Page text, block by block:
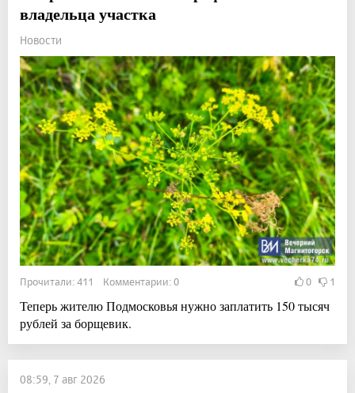
владельца участка
Новости
Прочитали: 411 Комментарии: 0 0 1
Теперь жителю Подмосковья нужно заплатить 150 тысяч
рублей за борщевик.
08:59, 7 авг 2026